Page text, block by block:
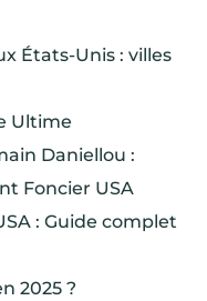
États-Unis : villes
Ultime
Daniellou :
Foncier USA
: Guide complet
2025 ?